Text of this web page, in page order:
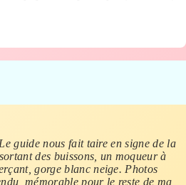
guide nous fait taire en signe de la
des buissons, un moqueur à
gorge blanc neige. Photos
mémorable pour le reste de ma